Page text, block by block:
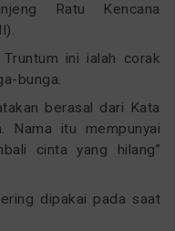
Ratu Kencana
ini ialah corak
bunga.
berasal dari Kata
Nama itu mempunyai
cinta yang hilang”
dipakai pada saat